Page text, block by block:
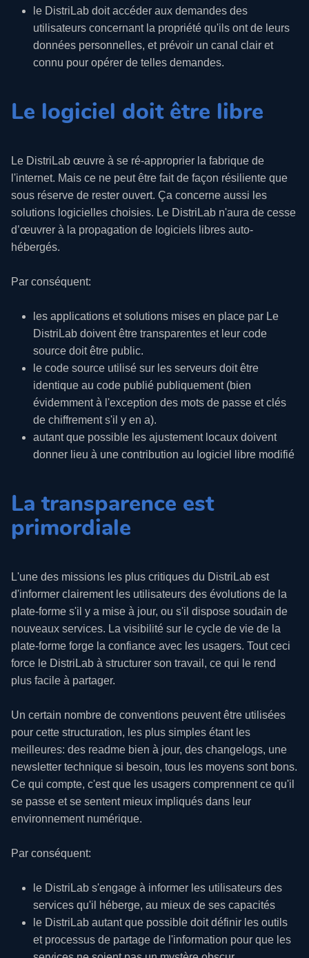
le DistriLab doit accéder aux demandes des
utilisateurs concernant la propriété qu'ils ont de leurs
données personnelles, et prévoir un canal clair et
connu pour opérer de telles demandes.
Le logiciel doit être libre
Le DistriLab œuvre à se ré-approprier la fabrique de
l'internet. Mais ce ne peut être fait de façon résiliente que
sous réserve de rester ouvert. Ça concerne aussi les
solutions logicielles choisies. Le DistriLab n'aura de cesse
d’œuvrer à la propagation de logiciels libres auto-
hébergés.
Par conséquent:
les applications et solutions mises en place par Le
DistriLab doivent être transparentes et leur code
source doit être public.
le code source utilisé sur les serveurs doit être
identique au code publié publiquement (bien
évidemment à l'exception des mots de passe et clés
de chiffrement s'il y en a).
autant que possible les ajustement locaux doivent
donner lieu à une contribution au logiciel libre modifié
La transparence est
primordiale
L'une des missions les plus critiques du DistriLab est
d'informer clairement les utilisateurs des évolutions de la
plate-forme s'il y a mise à jour, ou s'il dispose soudain de
nouveaux services. La visibilité sur le cycle de vie de la
plate-forme forge la confiance avec les usagers. Tout ceci
force le DistriLab à structurer son travail, ce qui le rend
plus facile à partager.
Un certain nombre de conventions peuvent être utilisées
pour cette structuration, les plus simples étant les
meilleures: des readme bien à jour, des changelogs, une
newsletter technique si besoin, tous les moyens sont bons.
Ce qui compte, c'est que les usagers comprennent ce qu'il
se passe et se sentent mieux impliqués dans leur
environnement numérique.
Par conséquent:
le DistriLab s'engage à informer les utilisateurs des
services qu'il héberge, au mieux de ses capacités
le DistriLab autant que possible doit définir les outils
et processus de partage de l'information pour que les